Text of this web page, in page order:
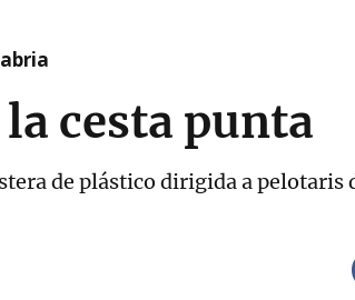
cesta punta
de plástico dirigida a pelotaris